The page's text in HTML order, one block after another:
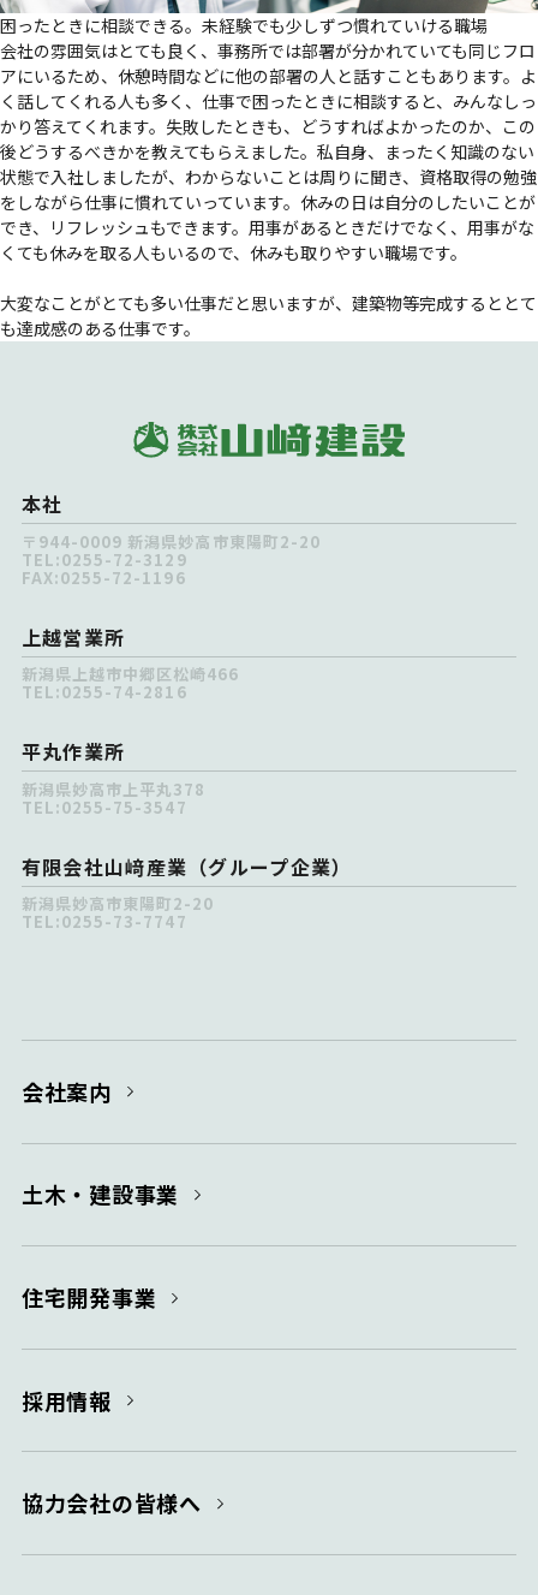
困ったときに相談できる。未経験でも少しずつ慣れていける職場
会社の雰囲気はとても良く、事務所では部署が分かれていても同じフロ
アにいるため、休憩時間などに他の部署の人と話すこともあります。よ
く話してくれる人も多く、仕事で困ったときに相談すると、 みんなしっ
かり答えてくれます。 失敗したときも、どうすればよかったのか、この
後どうするべきかを教えてもらえました。私自身、 まったく知識のない
状態で入社 しましたが、わからないことは周りに聞き、資格取得の勉強
をしながら仕事に慣れていっています。休みの日は自分のしたいことが
でき、リフレッシュもできます。用事があるときだけでなく、用事がな
くても休みを取る人もいるので、 休みも取りやすい職場です。
大変なことがとても多い仕事だと思いますが、建築物等完成するととて
も達成感のある仕事です。
本社
〒944-0009 新潟県妙高市東陽町2-20
TEL:0255-72-3129
FAX:0255-72-1196
上越営業所
新潟県上越市中郷区松崎466
TEL:0255-74-2816
平丸作業所
新潟県妙高市上平丸378
TEL:0255-75-3547
有限会社山﨑産業（グループ企業）
新潟県妙高市東陽町2-20
TEL:0255-73-7747
会社案内
土木・建設事業
住宅開発事業
採用情報
協力会社の皆様へ